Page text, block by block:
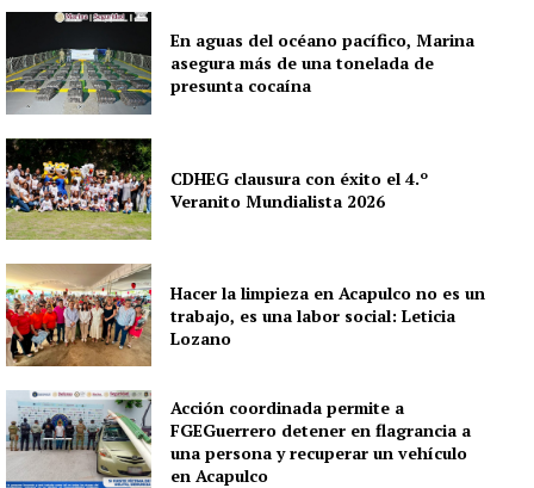
En aguas del océano pacífico, Marina
asegura más de una tonelada de
presunta cocaína
CDHEG clausura con éxito el 4.º
Veranito Mundialista 2026
Hacer la limpieza en Acapulco no es un
trabajo, es una labor social: Leticia
Lozano
Acción coordinada permite a
FGEGuerrero detener en flagrancia a
una persona y recuperar un vehículo
en Acapulco